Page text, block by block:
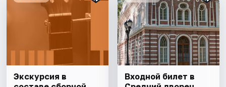
Экскурсия в
Входной билет в